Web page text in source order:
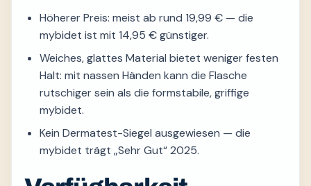
Höherer Preis: meist ab rund 19,99 € — die
mybidet ist mit 14,95 € günstiger.
Weiches, glattes Material bietet weniger festen
Halt: mit nassen Händen kann die Flasche
rutschiger sein als die formstabile, griffige
mybidet.
Kein Dermatest-Siegel ausgewiesen — die
mybidet trägt „Sehr Gut“ 2025.